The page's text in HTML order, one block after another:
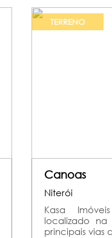
TERRENO
Canoas
Niterói
Kasa
localizado
principais vias